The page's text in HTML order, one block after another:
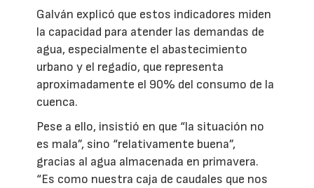
Galván explicó que estos indicadores miden
la capacidad para atender las demandas de
agua, especialmente el abastecimiento
urbano y el regadío, que representa
aproximadamente el 90% del consumo de la
cuenca.
Pese a ello, insistió en que “la situación no
es mala”, sino “relativamente buena”,
gracias al agua almacenada en primavera.
“Es como nuestra caja de caudales que nos